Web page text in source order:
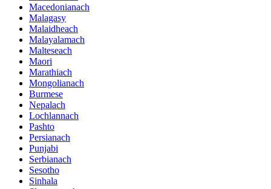
Macedonianach
Malagasy
Malaidheach
Malayalamach
Malteseach
Maori
Marathiach
Mongolianach
Burmese
Nepalach
Lochlannach
Pashto
Persianach
Punjabi
Serbianach
Sesotho
Sinhala